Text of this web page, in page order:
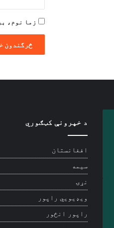
زما نوم،
د خپرونې کټګوري
افغانستان
سیمه
نړۍ
ویډیويي راپور
راپور انځور